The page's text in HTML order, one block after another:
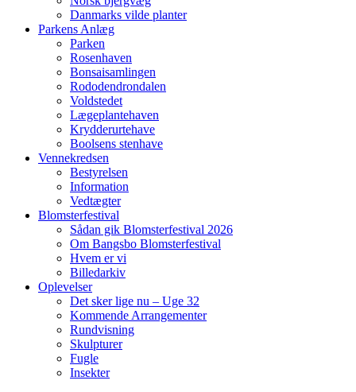
Danmarks vilde planter
Parkens Anlæg
Parken
Rosenhaven
Bonsaisamlingen
Rododendrondalen
Voldstedet
Lægeplantehaven
Krydderurtehave
Boolsens stenhave
Vennekredsen
Bestyrelsen
Information
Vedtægter
Blomsterfestival
Sådan gik Blomsterfestival 2026
Om Bangsbo Blomsterfestival
Hvem er vi
Billedarkiv
Oplevelser
Det sker lige nu – Uge 32
Kommende Arrangementer
Rundvisning
Skulpturer
Fugle
Insekter